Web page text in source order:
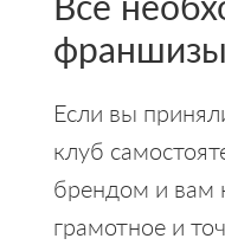
франшизы
Если вы
клуб
брендом и вам
грамотное и